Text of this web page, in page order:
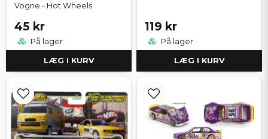
Vogne - Hot Wheels
45 kr
På lager
LÆG I KURV
119 kr
På lager
LÆG I KURV